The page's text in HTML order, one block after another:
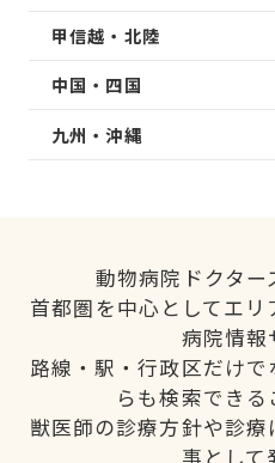
甲信越・北陸
中国・四国
九州・沖縄
動物病院ドクター
首都圏を中心としてエ
病院情報
路線・駅・行政区だけ
らも検索できる
獣医師の診療方針や診
事として